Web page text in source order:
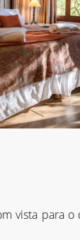
vista para